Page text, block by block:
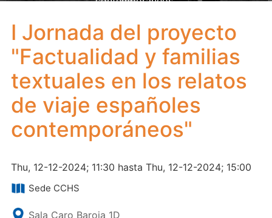
I Jornada del proyecto
"Factualidad y familias
textuales en los relatos
de viaje españoles
contemporáneos"
Thu, 12-12-2024; 11:30 hasta Thu, 12-12-2024; 15:00
Sede CCHS
Sala Caro Baroja 1D